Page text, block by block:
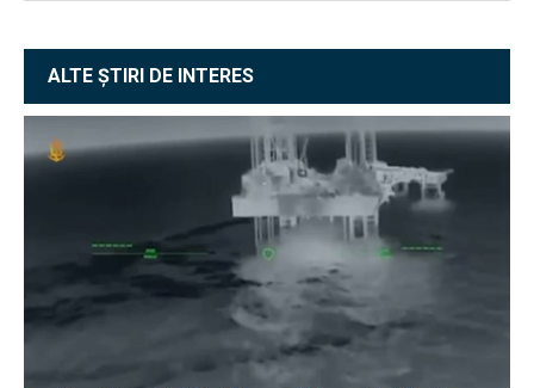
ALTE ȘTIRI DE INTERES